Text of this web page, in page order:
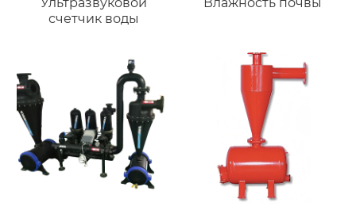
счетчик воды